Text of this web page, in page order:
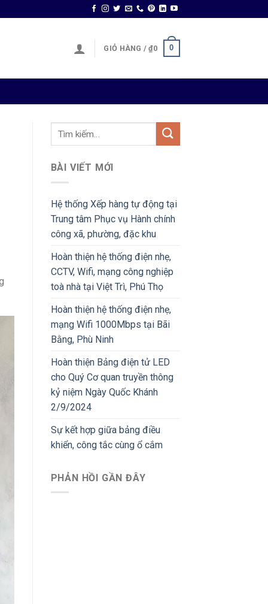
GIỎ HÀNG /₫0 0
BÀI VIẾT MỚI
Hệ thống Xếp hàng tự động tại
Trung tâm Phục vụ Hành chính
công xã, phường, đặc khu
Hoàn thiện hệ thống điện nhẹ,
CCTV, Wifi, mạng công nghiệp
toà nhà tại Việt Trì, Phú Thọ
Hoàn thiện hệ thống điện nhẹ,
mạng Wifi 1000Mbps tại Bãi
Bằng, Phù Ninh
Hoàn thiện Bảng điện tử LED
cho Quý Cơ quan truyền thông
kỷ niệm Ngày Quốc Khánh
2/9/2024
Sự kết hợp giữa bảng điều
khiển, công tắc cùng ổ cắm
PHẢN HỒI GẦN ĐÂY